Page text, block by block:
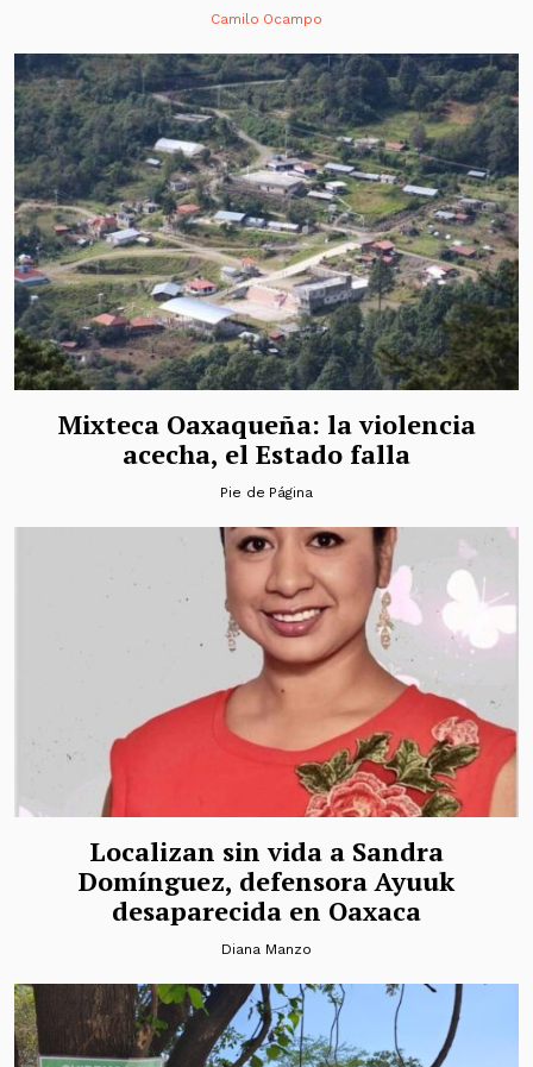
Camilo Ocampo
Mixteca Oaxaqueña: la violencia
acecha, el Estado falla
Pie de Página
Localizan sin vida a Sandra
Domínguez, defensora Ayuuk
desaparecida en Oaxaca
Diana Manzo